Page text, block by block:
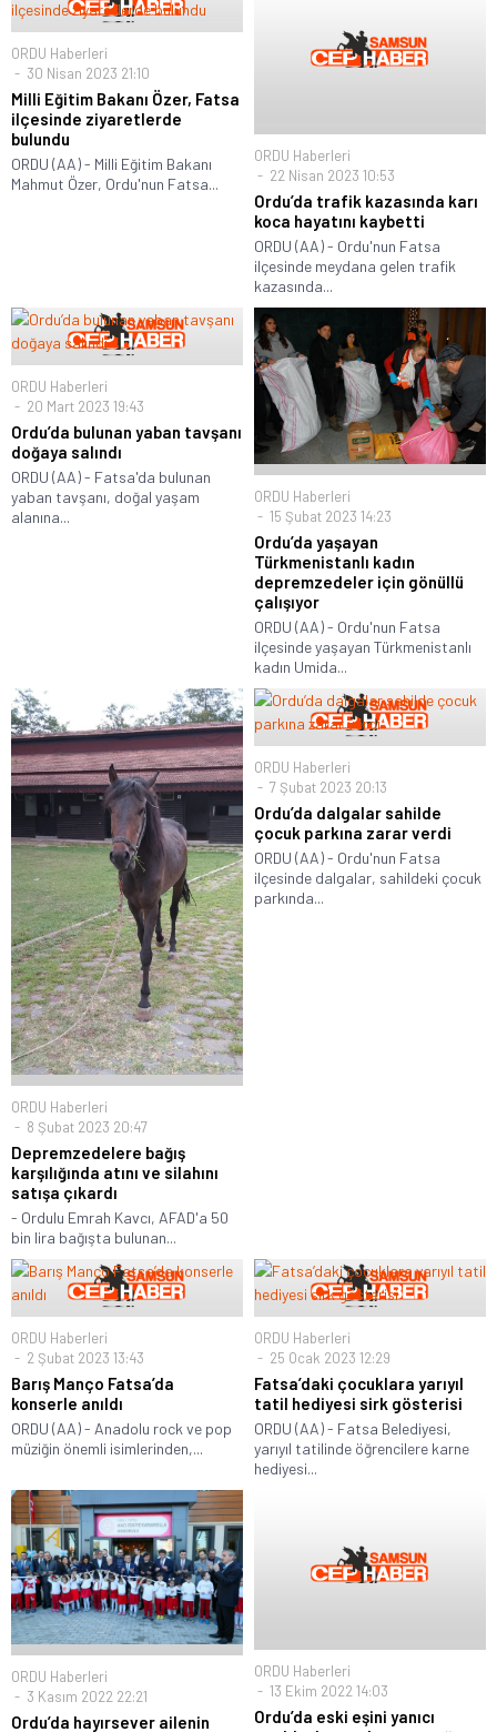
ORDU Haberleri
30 Nisan 2023 21:10
Milli Eğitim Bakanı Özer, Fatsa
ilçesinde ziyaretlerde
bulundu
ORDU (AA) - Milli Eğitim Bakanı
Mahmut Özer, Ordu'nun Fatsa...
ORDU Haberleri
22 Nisan 2023 10:53
Ordu’da trafik kazasında karı
koca hayatını kaybetti
ORDU (AA) - Ordu'nun Fatsa
ilçesinde meydana gelen trafik
kazasında...
ORDU Haberleri
20 Mart 2023 19:43
Ordu’da bulunan yaban tavşanı
doğaya salındı
ORDU (AA) - Fatsa'da bulunan
yaban tavşanı, doğal yaşam
alanına...
ORDU Haberleri
15 Şubat 2023 14:23
Ordu’da yaşayan
Türkmenistanlı kadın
depremzedeler için gönüllü
çalışıyor
ORDU (AA) - Ordu'nun Fatsa
ilçesinde yaşayan Türkmenistanlı
kadın Umida...
ORDU Haberleri
8 Şubat 2023 20:47
Depremzedelere bağış
karşılığında atını ve silahını
satışa çıkardı
- Ordulu Emrah Kavcı, AFAD'a 50
bin lira bağışta bulunan...
ORDU Haberleri
7 Şubat 2023 20:13
Ordu’da dalgalar sahilde
çocuk parkına zarar verdi
ORDU (AA) - Ordu'nun Fatsa
ilçesinde dalgalar, sahildeki çocuk
parkında...
ORDU Haberleri
2 Şubat 2023 13:43
Barış Manço Fatsa’da
konserle anıldı
ORDU (AA) - Anadolu rock ve pop
müziğin önemli isimlerinden,...
ORDU Haberleri
25 Ocak 2023 12:29
Fatsa’daki çocuklara yarıyıl
tatil hediyesi sirk gösterisi
ORDU (AA) - Fatsa Belediyesi,
yarıyıl tatilinde öğrencilere karne
hediyesi...
ORDU Haberleri
3 Kasım 2022 22:21
Ordu’da hayırsever ailenin
ORDU Haberleri
13 Ekim 2022 14:03
Ordu’da eski eşini yanıcı